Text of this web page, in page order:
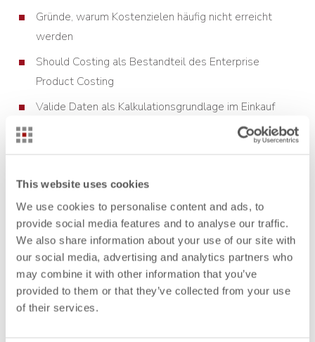
This website uses cookies
We use cookies to personalise content and ads, to
provide social media features and to analyse our traffic.
We also share information about your use of our site with
our social media, advertising and analytics partners who
may combine it with other information that you’ve
provided to them or that they’ve collected from your use
of their services.
Gründe, warum Kostenzielen häufig nicht erreicht
werden
Should Costing als Bestandteil des Enterprise
Product Costing
Valide Daten als Kalkulationsgrundlage im Einkauf
Einheitliche und realistische Kostenmodelle nutzen
Maßnahmen zur Kostensenkung im Team abstimmen
Should Costingist ein zentrales Element zur
Steigerung des Wertschöpfungsanteils im
Unternehmen. Um auf daskostenfreie
Whitepaperzugreifen zu können, nutzen Sie das